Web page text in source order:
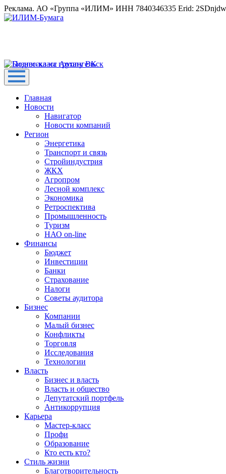
Реклама. АО «Группа «ИЛИМ» ИНН 7840346335 Erid:
Главная
Новости
Навигатор
Новости компаний
Регион
Энергетика
Транспорт и связь
Стройиндустрия
ЖКХ
Агропром
Лесной комплекс
Экономика
Ретроспектива
Промышленность
Туризм
НАО on-line
Финансы
Бюджет
Инвестиции
Банки
Страхование
Налоги
Советы аудитора
Бизнес
Компании
Малый бизнес
Конфликты
Торговля
Исследования
Технологии
Власть
Бизнес и власть
Власть и общество
Депутатский портфель
Антикоррупция
Карьера
Мастер-класс
Профи
Образование
Кто есть кто?
Стиль жизни
Благотворительность